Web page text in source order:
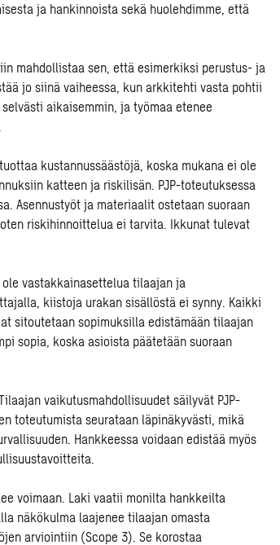
ja hankinnoista sekä huolehdimme, että
mahdollistaa sen, että esimerkiksi perustus- ja
jo siinä vaiheessa, kun arkkitehti vasta pohtii
aikaisemmin, ja työmaa etenee
kustannussäästöjä, koska mukana ei ole
katteen ja riskilisän. PJP-toteutuksessa
Asennustyöt ja materiaalit ostetaan suoraan
riskihinnoittelua ei tarvita. Ikkunat tulevat
ole vastakkainasettelua tilaajan ja
kiistoja urakan sisällöstä ei synny. Kaikki
sitoutetaan sopimuksilla edistämään tilaajan
sopia, koska asioista päätetään suoraan
vaikutusmahdollisuudet säilyvät PJP-
toteutumista seurataan läpinäkyvästi, mikä
Hankkeessa voidaan edistää myös
voimaan. Laki vaatii monilta hankkeilta
näkökulma laajenee tilaajan omasta
arviointiin (Scope 3). Se korostaa